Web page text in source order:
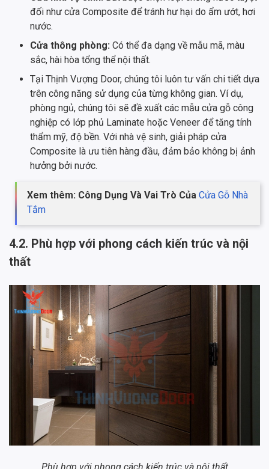
đối như cửa Composite để tránh hư hại do ẩm ướt, hơi
nước.
Cửa thông phòng: Có thể đa dạng về mẫu mã, màu
sắc, hài hòa tổng thể nội thất.
Tại Thịnh Vượng Door, chúng tôi luôn tư vấn chi tiết dựa
trên công năng sử dụng của từng không gian. Ví dụ,
phòng ngủ, chúng tôi sẽ đề xuất các mẫu cửa gỗ công
nghiệp có lớp phủ Laminate hoặc Veneer để tăng tính
thẩm mỹ, độ bền. Với nhà vệ sinh, giải pháp cửa
Composite là ưu tiên hàng đầu, đảm bảo không bị ảnh
hưởng bởi nước.
Xem thêm: Công Dụng Và Vai Trò Của Cửa Gỗ Nhà
Tắm
4.2. Phù hợp với phong cách kiến trúc và nội
thất